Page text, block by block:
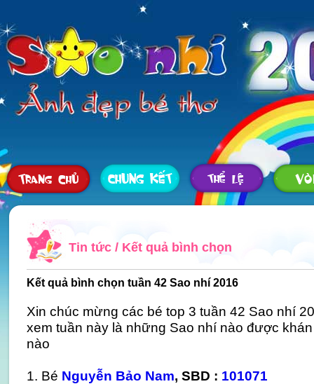
Tin tức/ Kết quả bình chọn
Kết quả bình chọn tuần 42 Sao nhí 2016
Xin chúc mừng các bé top 3 tuần 42 Sao nhí
xem tuần này là những Sao nhí nào được
nào
1. Bé Nguyễn Bảo Nam, SBD : 101071